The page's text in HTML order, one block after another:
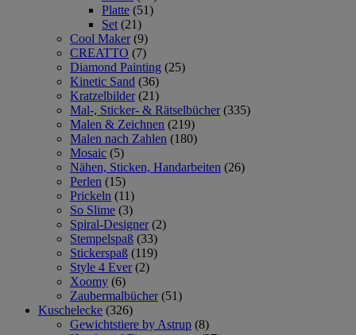
Platte (51)
Set (21)
Cool Maker (9)
CREATTO (7)
Diamond Painting (25)
Kinetic Sand (36)
Kratzelbilder (21)
Mal-, Sticker- & Rätselbücher (335)
Malen & Zeichnen (219)
Malen nach Zahlen (180)
Mosaic (5)
Nähen, Sticken, Handarbeiten (26)
Perlen (15)
Prickeln (11)
So Slime (3)
Spiral-Designer (2)
Stempelspaß (33)
Stickerspaß (119)
Style 4 Ever (2)
Xoomy (6)
Zaubermalbücher (51)
Kuschelecke (326)
Gewichtstiere by Astrup (8)